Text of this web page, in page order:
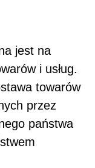
jest na
i usług.
towarów
przez
państwa